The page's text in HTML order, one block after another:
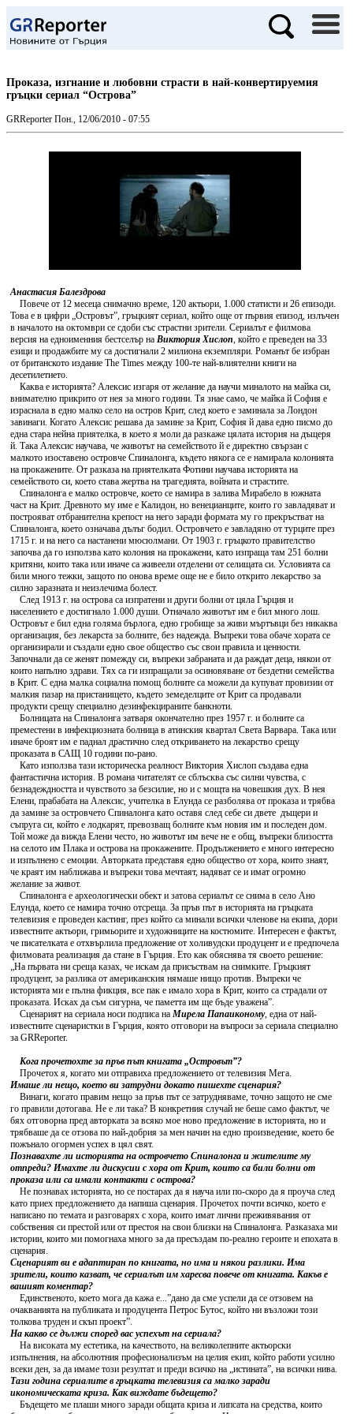
Проказа, изгнание и любовни страсти в най-конвертируемия
гръцки сериал “Острова”
GRReporter Пон., 12/06/2010 - 07:55
Анастасия Балездрова
Повече от 12 месеца снимачно време, 120 актьори, 1.000 статисти и 26 епизоди.
Това е в цифри „Островът”, гръцкият сериал, който още от първия епизод, излъчен
в началото на октомври се сдоби със страстни зрители. Сериалът е филмова
версия на едноименния бестселър на Виктория Хислоп, който е преведен на 33
езици и продажбите му са достигнали 2 милиона екземпляри. Романът бе избран
от британското издание The Times между 100-те най-влиятелни книги на
десетилетието.
Каква е историята? Алексис изгаря от желание да научи миналото на майка си,
внимателно прикрито от нея за много години. Тя знае само, че майка й София е
израснала в едно малко село на остров Крит, след което е заминала за Лондон
завинаги. Когато Алексис решава да замине за Крит, София й дава едно писмо до
една стара нейна приятелка, в което я моли да разкаже цялата история на дъщеря
й. Така Алексис научава, че животът на семейството й е директно свързан с
малкото изоставено островче Спиналонга, където някога се е намирала колонията
на прокажените. От разказа на приятелката Фотини научава историята на
семейството си, което става жертва на трагедията, войната и страстите.
Спиналонга е малко островче, което се намира в залива Мирабело в южната
част на Крит. Древното му име е Калидон, но венецианците, които го завладяват и
построяват отбранителна крепост на него заради формата му го прекръстват на
Спиналонга, което означава дълъг бодил. Островчето е завладяно от турците през
1715 г. и на него са настанени мюсюлмани. От 1903 г. гръцкото правителство
започва да го използва като колония на прокажени, като изпраща там 251 болни
критяни, които така или иначе са живеели отделени от селищата си. Условията са
били много тежки, защото по онова време още не е било открито лекарство за
силно заразната и неизлечима болест.
След 1913 г. на острова са изпратени и други болни от цяла Гърция и
населението е достигнало 1.000 души. Отначало животът им е бил много лош.
Островът е бил една голяма бърлога, едно гробище за живи мъртъвци без никаква
организация, без лекарста за болните, без надежда. Въпреки това обаче хората се
организирали и създали едно свое общество със свои правила и ценности.
Започнали да се женят помежду си, въпреки забраната и да раждат деца, някои от
които напълно здрави. Тях са ги изпращали за осиновяване от бездетни семейства
в Крит. С една малка социална помощ болните са можели да купуват провизии от
малкия пазар на пристанището, където земеделците от Крит са продавали
продукти срещу специално дезинфекцираните банкноти.
Болницата на Спиналонга затваря окончателно през 1957 г. и болните са
преместени в инфекциозната болница в атинския квартал Света Варвара. Така или
иначе броят им е паднал драстично след откриването на лекарство срещу
проказата в САЩ 10 години по-рано.
Като използва тази историческа реалност Виктория Хислоп създава една
фантастична история. В романа читателят се сблъсква със силни чувства, с
безнадеждността и чувството за безсилие, но и с мощта на човешкия дух. В нея
Елени, прабабата на Алексис, учителка в Елунда се разболява от проказа и трябва
да замине за островчето Спиналонга като оставя след себе си двете дъщери и
съпруга си, който е лодкарят, превозващ болните към новия им и последен дом.
Той може да вижда Елени често, но животът им вече не е общ, въпреки близостта
на селото им Плака и острова на прокажените. Продължението е много интересно
и изпълнено с емоции. Авторката представя едно общество от хора, които знаят,
че краят им наближава и въпреки това мечтаят, надяват се и имат огромно
желание за живот.
Спиналонга е археологически обект и затова сериалът се снима в село Ано
Елунда, което се намира точно отсреща. За пръв път в историята на гръцката
телевизия е проведен кастинг, през който са минали всички членове на екипа, дори
известните актьори, гримьорите и художниците на костюмите. Интересен е фактът,
че писателката е отхвърлила предложение от холивудски продуцент и е предпочела
филмовата реализация да стане в Гърция. Ето как обяснява тя своето решение:
„На първата ни среща казах, че искам да присъствам на снимките. Гръцкият
продуцент, за разлика от американския нямаше нищо против. Въпреки че
историята ми е пълна фикция, все пак е имало хора в Крит, които са страдали от
проказата. Исках да съм сигурна, че паметта им ще бъде уважена”.
Сценарият на сериала носи подписа на Мирела Папаиконому, една от най-
известните сценаристки в Гърция, която отговори на въпроси за сериала специално
за GRReporter.
Кога прочетохте за пръв път книгата „Островът”?
Прочетох я, когато ми отправиха предложението от телевизия Мега.
Имаше ли нещо, което ви затрудни докато пишехте сценария?
Винаги, когато правим нещо за пръв път се затрудняваме, точно защото не сме
го правили дотогава. Не е ли така? В конкретния случай не беше само фактът, че
бях отговорна пред авторката за всяко мое ново предложение в историята, но и
трябваше да се отзова по най-добрия за мен начин на едно произведение, което бе
пожънало огормен успех в цял свят.
Познавахте ли историята на островчето Спиналонга и жителите му
отпреди? Имахте ли дискусии с хора от Крит, които са били болни от
проказа или са имали контакти с острова?
Не познавах историята, но се постарах да я науча или по-скоро да я проуча след
като приех предложението да напиша сценария. Прочетох почти всичко, което е
написано по темата и разговарях с хора, които имат лични преживявания от
собствения си престой или от престоя на свои близки на Спиналонга. Разказаха ми
истории, които ми помогнаха много за да пресъздам по-реално героите и епохата в
сценария.
Сценарият ви е адаптиран по книгата, но има и някои разлики. Има
зрители, които казват, че сериалът им харесва повече от книгата. Какъв е
вашият коментар?
Единственото, което мога да кажа е...”дано да сме успели да се отзовем на
очакванията на публиката и продуцента Петрос Бутос, който ни възложи този
толкова труден и скъп проект”.
На какво се дължи според вас успехът на сериала?
На високата му естетика, на качеството, на великолепните актьорски
изпълнения, на абсолютния професионализъм на целия екип, който работи усилно
всеки ден, за да имаме този резултат и преди всичко на „истината”, на всички нива.
Тази година сериалите в гръцката телевизия са малко заради
икономическата криза. Как виждате бъдещето?
Бъдещето ме плаши много заради общата криза и липсата на средства, които